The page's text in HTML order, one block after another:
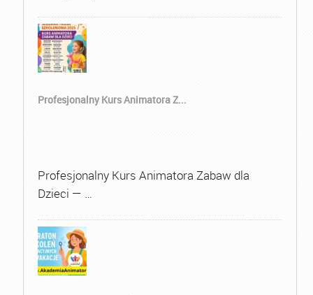
Profesjonalny Kurs Animatora Z...
Profesjonalny Kurs Animatora Zabaw dla
Dzieci — …